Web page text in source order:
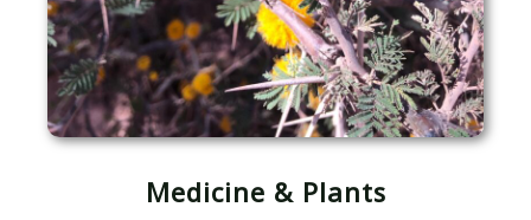
Medicine & Plants